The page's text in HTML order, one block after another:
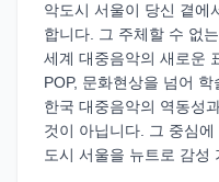
악도시 서울이 당신 곁에
합니다. 그 주체할 수 없
세계 대중음악의 새로운
POP, 문화현상을 넘어
한국 대중음악의 역동성
것이 아닙니다. 그 중심에
도시 서울을 뉴트로 감성